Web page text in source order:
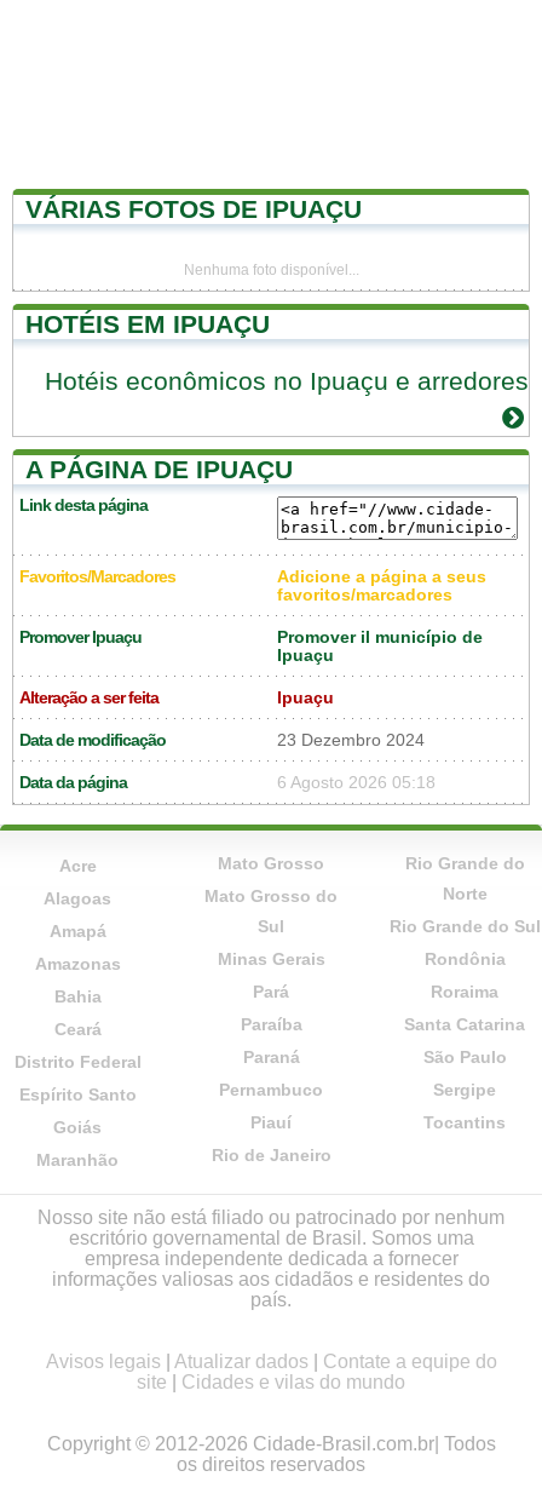
VÁRIAS FOTOS DE IPUAÇU
Nenhuma foto disponível...
HOTÉIS EM IPUAÇU
Hotéis econômicos no Ipuaçu e arredores
A PÁGINA DE IPUAÇU
Link desta página
Favoritos/Marcadores
Adicione a página a seus
favoritos/marcadores
Promover Ipuaçu
Promover il município de
Ipuaçu
Alteração a ser feita Ipuaçu
Data de modificação 23 Dezembro 2024
Data da página 6 Agosto 2026 05:18
Acre
Alagoas
Amapá
Amazonas
Bahia
Ceará
Distrito Federal
Espírito Santo
Goiás
Maranhão
Mato Grosso
Mato Grosso do
Sul
Minas Gerais
Pará
Paraíba
Paraná
Pernambuco
Piauí
Rio de Janeiro
Rio Grande do
Norte
Rio Grande do Sul
Rondônia
Roraima
Santa Catarina
São Paulo
Sergipe
Tocantins
Nosso site não está filiado ou patrocinado por nenhum
escritório governamental de Brasil. Somos uma
empresa independente dedicada a fornecer
informações valiosas aos cidadãos e residentes do
país.
Avisos legais Atualizar dados
Contate a equipe do
site
Cidades e vilas do mundo
Copyright © 2012-2026 Cidade-Brasil.com.br| Todos
os direitos reservados